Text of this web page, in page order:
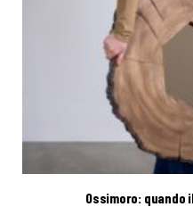
Ossimoro: quando